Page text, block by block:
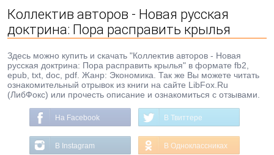
Коллектив авторов - Новая русская
доктрина: Пора расправить крылья
Здесь можно купить и скачать "Коллектив авторов - Новая
русская доктрина: Пора расправить крылья" в формате fb2,
epub, txt, doc, pdf. Жанр: Экономика. Так же Вы можете читать
ознакомительный отрывок из книги на сайте LibFox.Ru
(ЛибФокс) или прочесть описание и ознакомиться с отзывами.
На Facebook В Твиттере
В Instagram В Одноклассниках